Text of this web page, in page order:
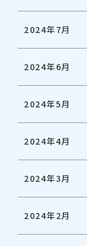
2024年7月
2024年6月
2024年5月
2024年4月
2024年3月
2024年2月